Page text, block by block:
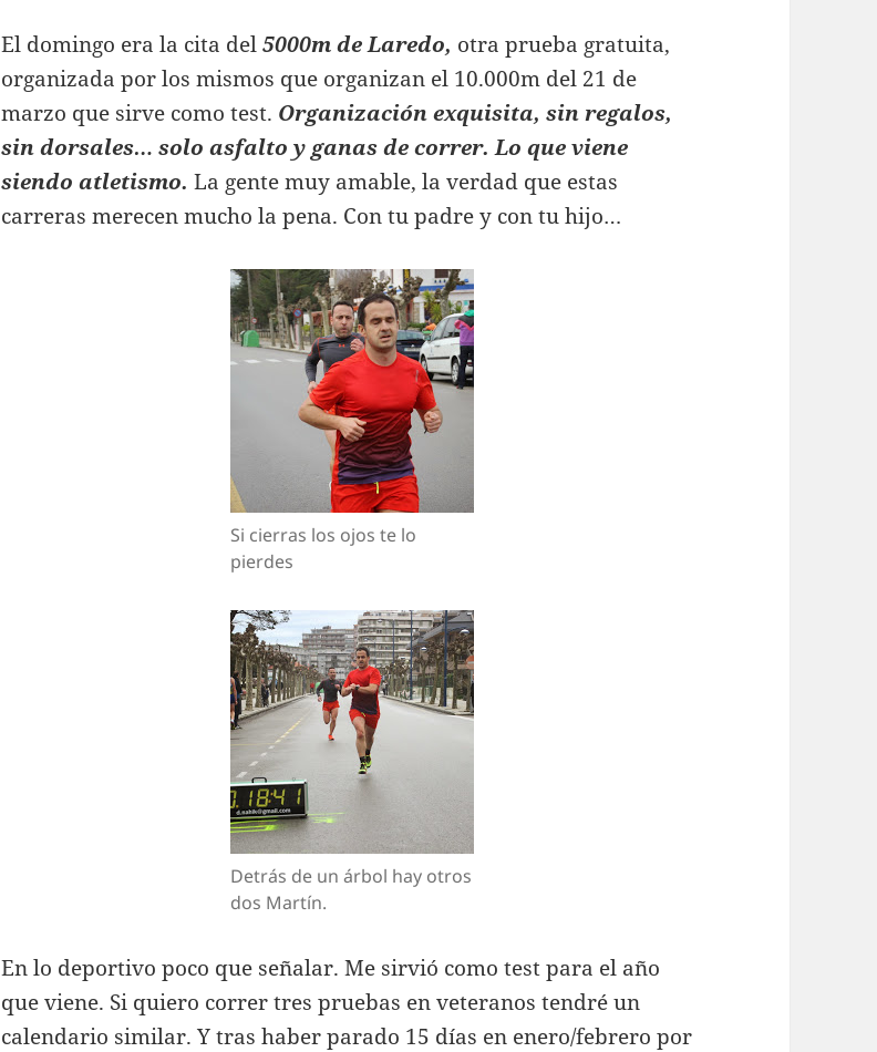
El domingo era la cita del5000m de Laredo, otra prueba gratuita,
organizada por los mismos que organizan el 10.000m del 21 de
marzo que sirve como test. Organización exquisita, sin regalos,
sin dorsales… solo asfalto y ganas de correr. Lo que viene
siendo atletismo. La gente muy amable, la verdad que estas
carreras merecen mucho la pena. Con tu padre y con tu hijo…
Si cierras los ojos te lo
pierdes
Detrás de un árbol hay otros
dos Martín.
En lo deportivo poco que señalar. Me sirvió como test para el año
que viene. Si quiero correr tres pruebas en veteranos tendré un
calendario similar. Y tras haber parado 15 días en enero/febrero por